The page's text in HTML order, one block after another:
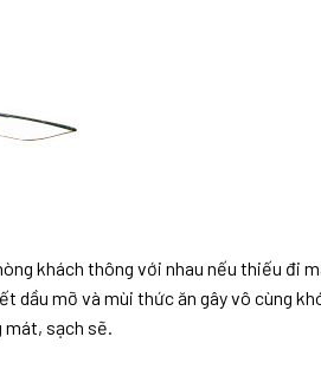
khách thông với nhau nếu thiếu đi
mỡ và mùi thức ăn gây vô cùng
mát, sạch sẽ.